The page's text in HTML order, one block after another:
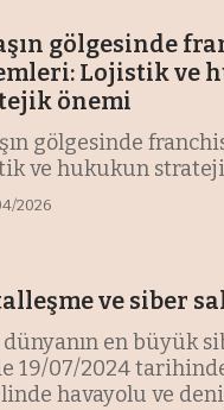
gölgesinde
Lojistik ve
önemi
gölgesinde
ve hukukun
2026
ve siber
en büyük
19/07/2024
havayolu ve